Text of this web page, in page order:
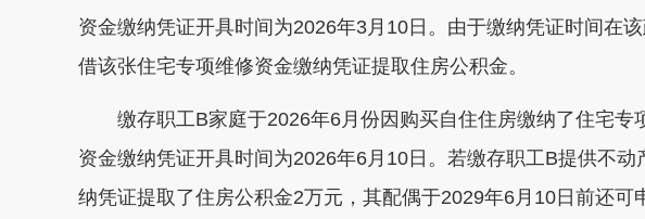
资金缴纳凭证开具时间为2026年3月10日。由于缴纳凭证时间在
借该张住宅专项维修资金缴纳凭证提取住房公积金。
缴存职工B家庭于2026年6月份因购买自住住房缴纳了住宅专
资金缴纳凭证开具时间为2026年6月10日。若缴存职工B提供不
纳凭证提取了住房公积金2万元，其配偶于2029年6月10日前还可